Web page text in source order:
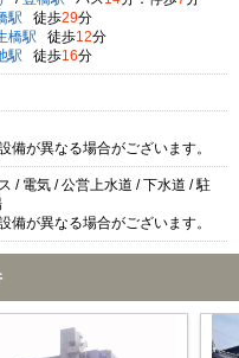
駅 徒歩29分
橋駅 徒歩12分
駅 徒歩16分
備が異なる場合がございます。
/ 電気 / 公営上水道 / 下水道 / 駐
備が異なる場合がございます。